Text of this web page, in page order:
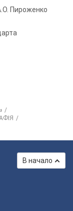
Пироженко
В начало